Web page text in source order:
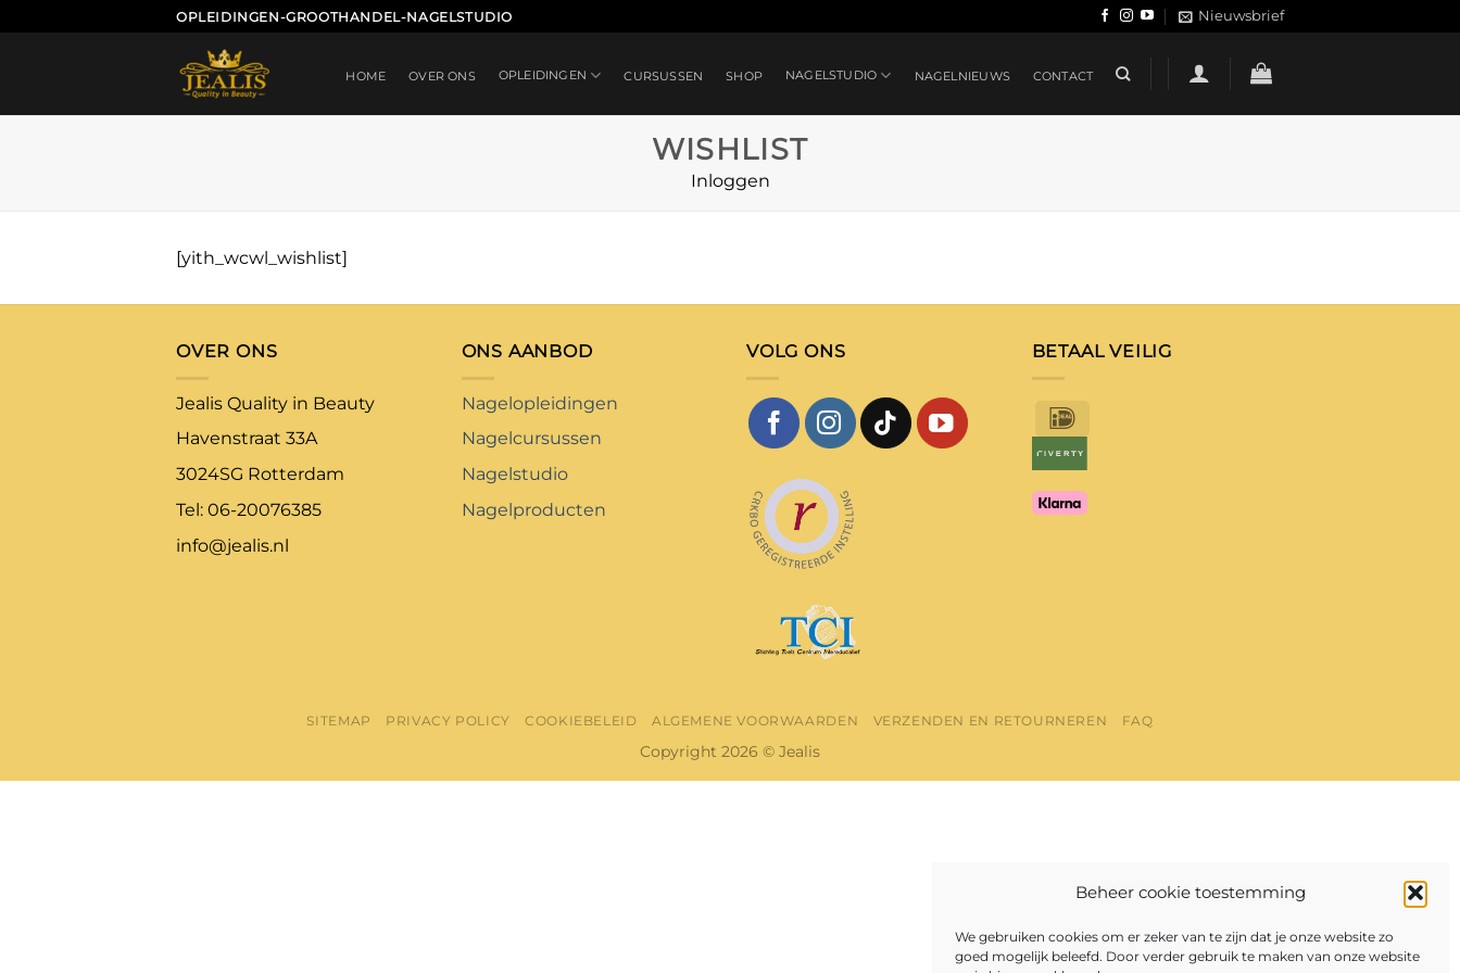
Beheer cookie toestemming
We gebruiken cookies om er zeker van te zijn dat je onze website zo
goed mogelijk beleefd. Door verder gebruik te maken van onze website
naar
OPLEIDINGEN-GROOTHANDEL-NAGELSTUDIO Nieuwsbrief
HOME OVER ONS OPLEIDINGEN CURSUSSEN SHOP NAGELSTUDIO NAGELNIEUWS CONTACT
WISHLIST
Inloggen
[yith_wcwl_wishlist]
OVER ONS
Jealis Quality in Beauty
Havenstraat 33A
3024SG Rotterdam
Tel: 06-20076385
info@jealis.nl
ONS AANBOD
Nagelopleidingen
Nagelcursussen
Nagelstudio
Nagelproducten
VOLG ONS BETAAL VEILIG
SITEMAP PRIVACY POLICY COOKIEBELEID ALGEMENE VOORWAARDEN VERZENDEN EN RETOURNEREN FAQ
Copyright 2026 © Jealis